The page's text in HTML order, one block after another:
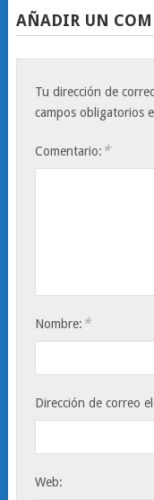
AÑADIR UN
Tu dirección de
campos obligatorios
Comentario: *
Nombre: *
Dirección de correo
Web: